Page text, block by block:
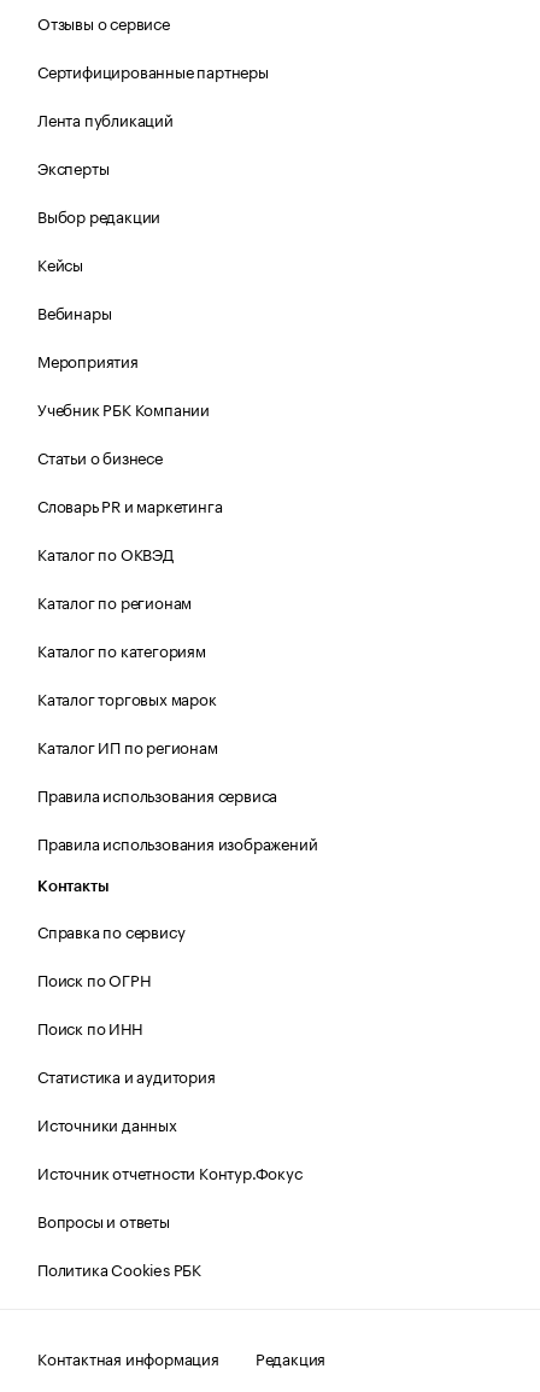
Отзывы о сервисе
Сертифицированные партнеры
Лента публикаций
Эксперты
Выбор редакции
Кейсы
Вебинары
Мероприятия
Учебник РБК Компании
Статьи о бизнесе
Словарь PR и маркетинга
Каталог по ОКВЭД
Каталог по регионам
Каталог по категориям
Каталог торговых марок
Каталог ИП по регионам
Правила использования сервиса
Правила использования изображений
Контакты
Справка по сервису
Поиск по ОГРН
Поиск по ИНН
Статистика и аудитория
Источники данных
Источник отчетности Контур.Фокус
Вопросы и ответы
Политика Cookies РБК
Контактная информация Редакция